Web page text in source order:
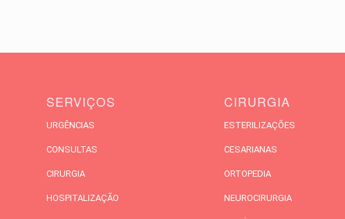
SERVIÇOS
URGÊNCIAS
CONSULTAS
CIRURGIA
HOSPITALIZAÇÃO
CIRURGIA
ESTERILIZAÇÕES
CESARIANAS
ORTOPEDIA
NEUROCIRURGIA